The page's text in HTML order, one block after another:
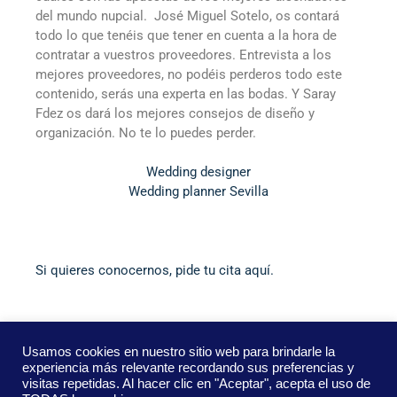
del mundo nupcial. José Miguel Sotelo, os contará
todo lo que tenéis que tener en cuenta a la hora de
contratar a vuestros proveedores. Entrevista a los
mejores proveedores, no podéis perderos todo este
contenido, serás una experta en las bodas. Y Saray
Fdez os dará los mejores consejos de diseño y
organización. No te lo puedes perder.
Wedding designer
Wedding planner Sevilla
Si quieres conocernos, pide tu cita aquí.
Parejas Saray: +34 626 08 18 79
Proveedores Josemi: +34 630 09 79 84
Usamos cookies en nuestro sitio web para brindarle la
experiencia más relevante recordando sus preferencias y
visitas repetidas. Al hacer clic en "Aceptar", acepta el uso de